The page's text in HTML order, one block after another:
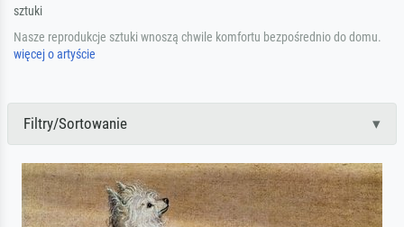
sztuki
Nasze reprodukcje sztuki wnoszą chwile komfortu bezpośrednio do domu.
więcej o artyście
Filtry/Sortowanie